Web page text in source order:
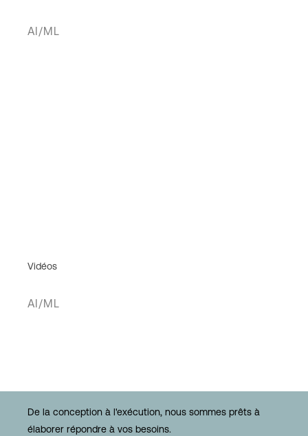
AI/ML
Vidéos
AI/ML
De la conception à l'exécution, nous sommes prêts à
élaborer répondre à vos besoins.